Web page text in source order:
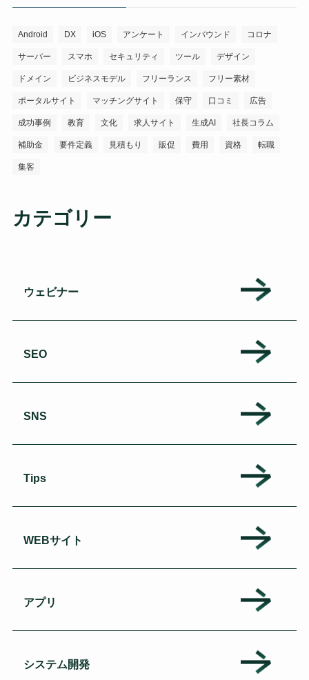
Android DX iOS アンケート インバウンド コロナ
サーバー スマホ セキュリティ ツール デザイン
ドメイン ビジネスモデル フリーランス フリー素材
ポータルサイト マッチングサイト 保守 口コミ 広告
成功事例 教育 文化 求人サイト 生成AI 社長コラム
補助金 要件定義 見積もり 販促 費用 資格 転職
集客
カテゴリー
ウェビナー
SEO
SNS
Tips
WEBサイト
アプリ
システム開発